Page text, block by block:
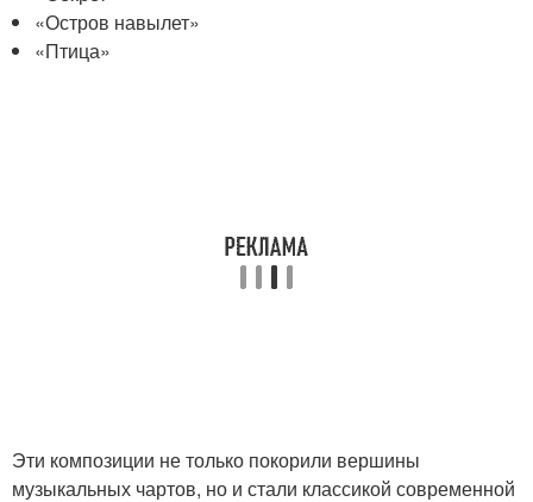
«Остров навылет»
«Птица»
Эти композиции не только покорили вершины
музыкальных чартов, но и стали классикой современной